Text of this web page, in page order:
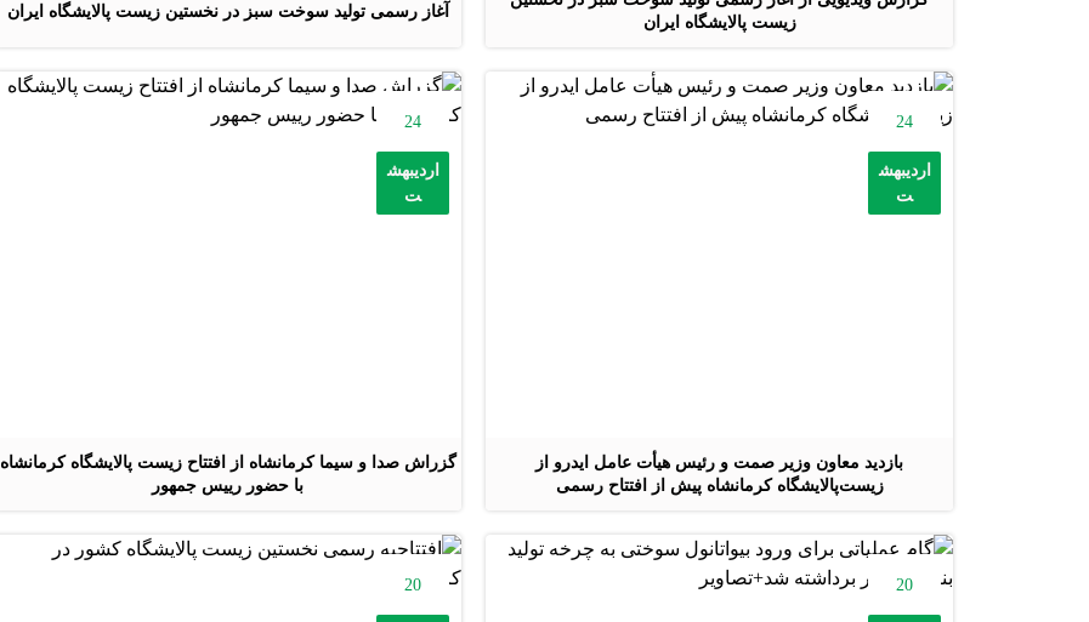
زیست پالایشگاه ایران
آغاز رسمی تولید سوخت سبز در نخستین زیست پالایشگاه ایران
بازدید معاون وزیر صمت و رئیس هیأت عامل ایدرو از
زیست‌پالایشگاه کرمانشاه پیش از افتتاح رسمی
24
اردیبهش
ت
گزراش صدا و سیما کرمانشاه از افتتاح زیست پالایشگاه کرمانشاه
با حضور رییس جمهور
24
اردیبهش
ت
20
20